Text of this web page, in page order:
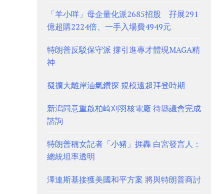
「羊小咩」母企量化派2685招股 孖展291
億超購2224倍、一手入場費4949元
特朗普反駁保守派 撐引進專才體現MAGA精
神
擬擴大離岸油氣鑽探 規模遠超拜登時期
新潟同意重啟柏崎刈羽核電廠 待縣議會完成
諮詢
特朗普稱女記者「小豬」捱轟 白宮發言人：
總統坦率透明
澤連斯基接獲美國和平方案 將與特朗普商討